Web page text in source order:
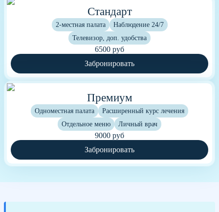
Стандарт
2-местная палата
Наблюдение 24/7
Телевизор, доп. удобства
6500 руб
Забронировать
Премиум
Одноместная палата
Расширенный курс лечения
Отдельное меню
Личный врач
9000 руб
Забронировать